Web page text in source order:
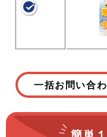
一括お問い合